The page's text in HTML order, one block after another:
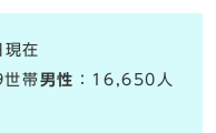
在
帯男性 ：16,650人